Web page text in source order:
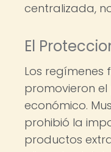
centralizada,
El
Los regímenes
promovieron
económico.
prohibió la
productos